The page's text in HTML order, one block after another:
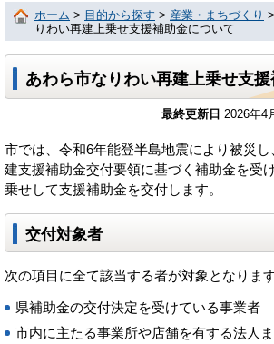
ホーム > 目的から探す > 産業・まちづくり >
りわい再建上乗せ支援補助金について
あわら市なりわい再建上乗せ支
最終更新日 2026年4
市では、令和6年能登半島地震により被災
建支援補助金交付要領に基づく補助金を受
乗せして支援補助金を交付します。
交付対象者
次の項目に全て該当する者が対象となりま
県補助金の交付決定を受けている事業者
市内に主たる事業所や店舗を有する法人